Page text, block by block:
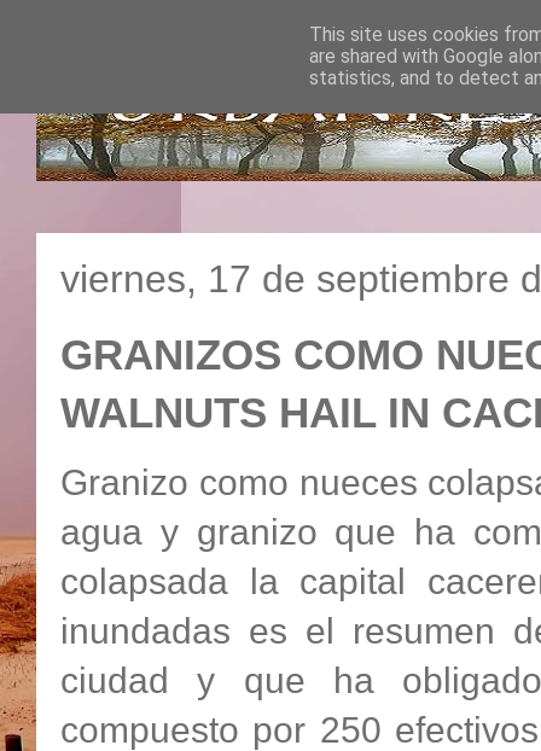
viernes, 17 de septiembre
GRANIZOS COMO
WALNUTS HAIL IN
Granizo como nueces
agua y granizo que ha
colapsada la capital
inundadas es el resumen
ciudad y que ha
compuesto por 250
This site uses cookies
are shared with Google
statistics, and to detect